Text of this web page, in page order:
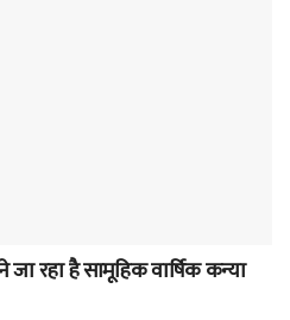
रहा है सामूहिक वार्षिक कन्या